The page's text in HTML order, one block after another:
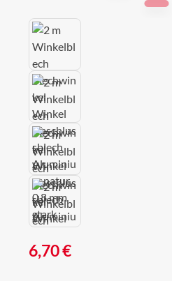
Regulärer Preis:
6,70 €